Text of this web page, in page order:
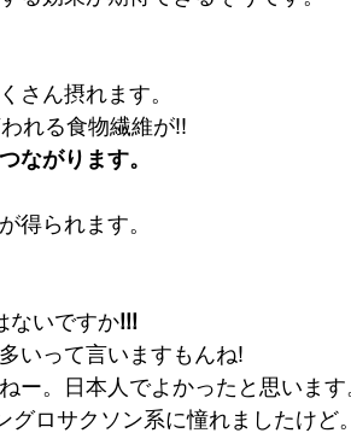
さん摂れます。
れる食物繊維が!!
ながります。
得られます。
ないですか!!!
いって言いますもんね!
ー。日本人でよかったと思います
ロサクソン系に憧れましたけど。